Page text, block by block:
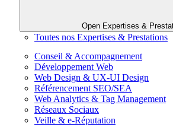
Open Expertises &
Toutes nos Expertises & Prestations
Conseil & Accompagnement
Développement Web
Web Design & UX-UI Design
Référencement SEO/SEA
Web Analytics & Tag Management
Réseaux Sociaux
Veille & e-Réputation